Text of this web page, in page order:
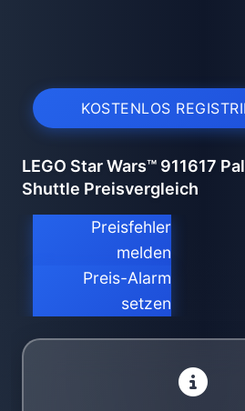
KOSTENLOS
LEGO Star Wars™ 911617
Shuttle Preisvergleich
Preisfehler
melden
Preis-Alarm
setzen